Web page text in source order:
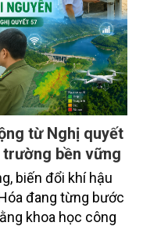
từ Nghị quyết
bền vững
biến đổi khí hậu
đang từng bước
khoa học công